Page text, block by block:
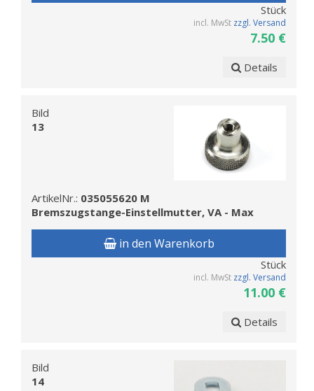
Stück
incl. MwSt zzgl. Versand
7.50 €
Details
Bild
13
ArtikelNr.: 035055620 M
Bremszugstange-Einstellmutter, VA - Max
in den Warenkorb
Stück
incl. MwSt zzgl. Versand
11.00 €
Details
Bild
14